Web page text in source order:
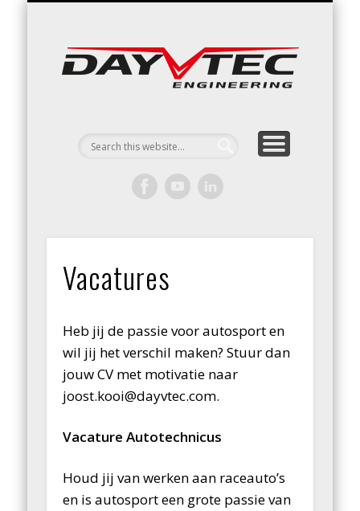
Vacatures
Heb jij de passie voor autosport en
wil jij het verschil maken? Stuur dan
jouw CV met motivatie naar
joost.kooi@dayvtec.com.
Vacature Autotechnicus
Houd jij van werken aan raceauto’s
en is autosport een grote passie van